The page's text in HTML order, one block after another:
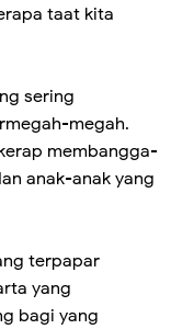
taat kita
sering
megah.
membangga-
anak-anak yang
terpapar
yang
bagi yang